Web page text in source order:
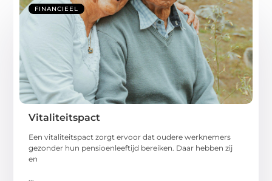
FINANCIEEL
Vitaliteitspact
Een vitaliteitspact zorgt ervoor dat oudere werknemers
gezonder hun pensioenleeftijd bereiken. Daar hebben zij
en
...